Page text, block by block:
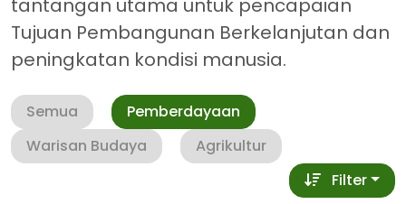
tantangan utama untuk pencapaian
Tujuan Pembangunan Berkelanjutan dan
peningkatan kondisi manusia.
Semua
Pemberdayaan
Warisan Budaya
Agrikultur
Filter